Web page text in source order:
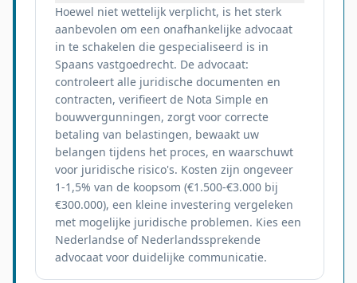
Hoewel niet wettelijk verplicht, is het sterk
aanbevolen om een onafhankelijke advocaat
in te schakelen die gespecialiseerd is in
Spaans vastgoedrecht. De advocaat:
controleert alle juridische documenten en
contracten, verifieert de Nota Simple en
bouwvergunningen, zorgt voor correcte
betaling van belastingen, bewaakt uw
belangen tijdens het proces, en waarschuwt
voor juridische risico's. Kosten zijn ongeveer
1-1,5% van de koopsom (€1.500-€3.000 bij
€300.000), een kleine investering vergeleken
met mogelijke juridische problemen. Kies een
Nederlandse of Nederlandssprekende
advocaat voor duidelijke communicatie.